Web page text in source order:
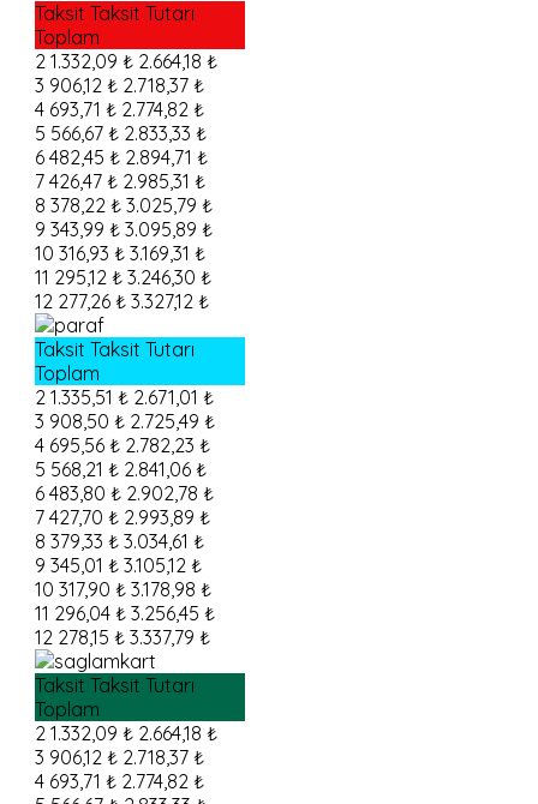
Taksit Taksit Tutarı
Toplam
2 1.332,09 ₺ 2.664,18 ₺
3 906,12 ₺ 2.718,37 ₺
4 693,71 ₺ 2.774,82 ₺
5 566,67 ₺ 2.833,33 ₺
6 482,45 ₺ 2.894,71 ₺
7 426,47 ₺ 2.985,31 ₺
8 378,22 ₺ 3.025,79 ₺
9 343,99 ₺ 3.095,89 ₺
10 316,93 ₺ 3.169,31 ₺
11 295,12 ₺ 3.246,30 ₺
12 277,26 ₺ 3.327,12 ₺
Taksit Taksit Tutarı
Toplam
2 1.335,51 ₺ 2.671,01 ₺
3 908,50 ₺ 2.725,49 ₺
4 695,56 ₺ 2.782,23 ₺
5 568,21 ₺ 2.841,06 ₺
6 483,80 ₺ 2.902,78 ₺
7 427,70 ₺ 2.993,89 ₺
8 379,33 ₺ 3.034,61 ₺
9 345,01 ₺ 3.105,12 ₺
10 317,90 ₺ 3.178,98 ₺
11 296,04 ₺ 3.256,45 ₺
12 278,15 ₺ 3.337,79 ₺
Taksit Taksit Tutarı
Toplam
2 1.332,09 ₺ 2.664,18 ₺
3 906,12 ₺ 2.718,37 ₺
4 693,71 ₺ 2.774,82 ₺